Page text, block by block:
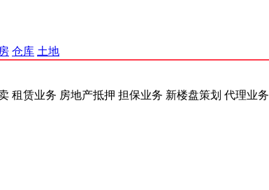
仓库 土地
租赁业务 房地产抵押 担保业务 新楼盘策划 代理业务